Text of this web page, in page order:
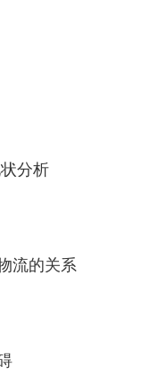
分析
流的关系